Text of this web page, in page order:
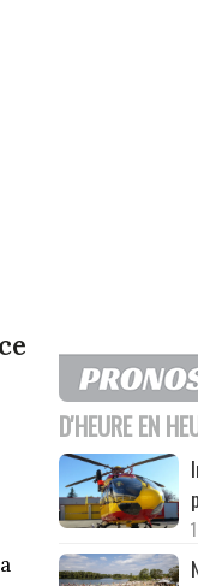
D'HEURE EN